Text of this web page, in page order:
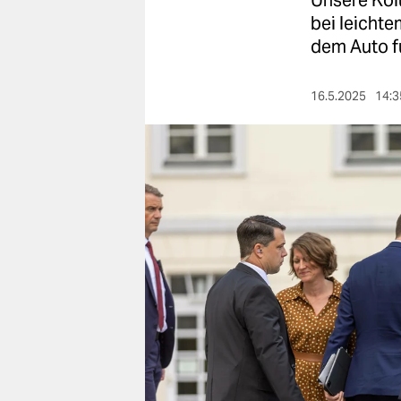
verlag
verlag
veranstaltungen
shop
fragen & hilfe
unterstützen
abo
genossenschaft
bei
dem Auto
16.5.2025